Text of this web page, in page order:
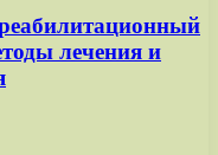
лечения и